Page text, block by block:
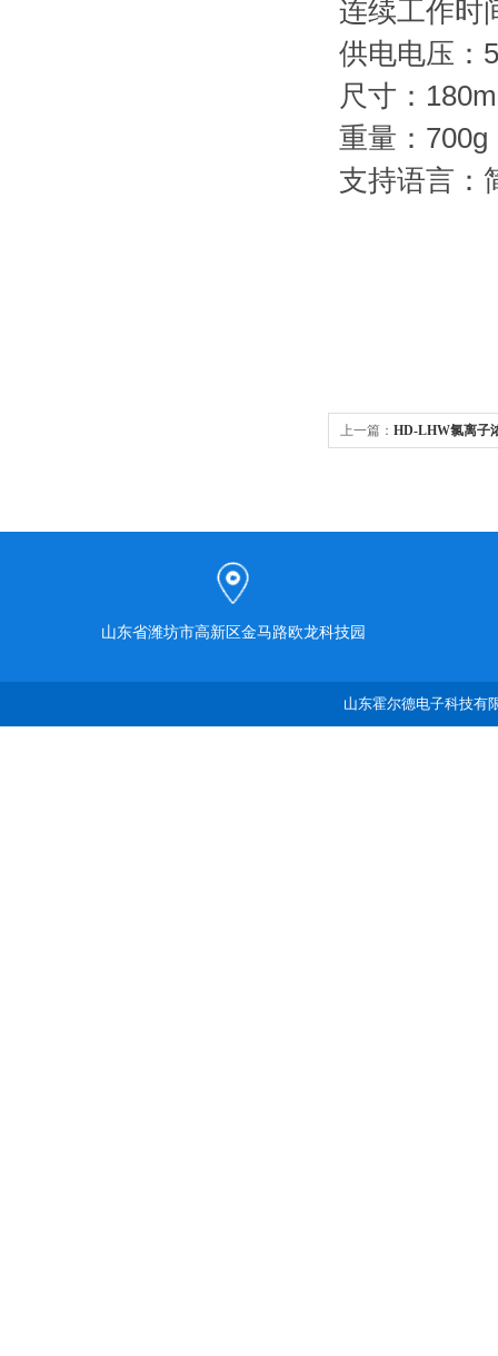
连续工作时
供电电压：
尺寸：
重量：700g
支持语言：
上一篇： HD-LHW氯离子
山东省潍坊市高新区金马路欧龙科技园
山东霍尔德电子科技有